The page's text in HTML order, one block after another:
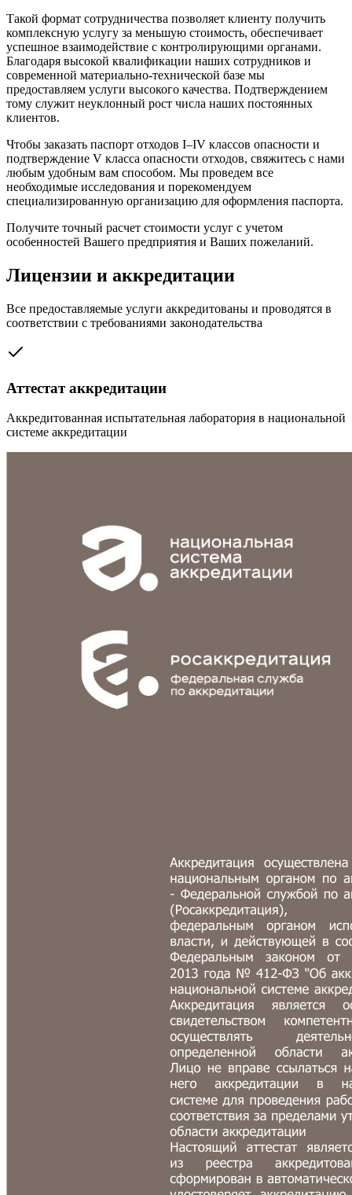
Такой формат сотрудничества позволяет клиенту получить
комплексную услугу за меньшую стоимость, обеспечивает
успешное взаимодействие с контролирующими органами.
Благодаря высокой квалификации наших сотрудников и
современной материально-технической базе мы
предоставляем услуги высокого качества. Подтверждением
тому служит неуклонный рост числа наших постоянных
клиентов.
Чтобы заказать паспорт отходов I–IV классов опасности и
подтверждение V класса опасности отходов, свяжитесь с нами
любым удобным вам способом. Мы проведем все
необходимые исследования и порекомендуем
специализированную организацию для оформления паспорта.
Получите точный расчет стоимости услуг с учетом
особенностей Вашего предприятия и Ваших пожеланий.
Лицензии и аккредитации
Все предоставляемые услуги аккредитованы и проводятся в
соответствии с требованиями законодательства
Аттестат аккредитации
Аккредитованная испытательная лаборатория в национальной
системе аккредитации